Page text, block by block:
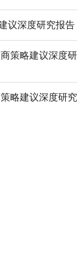
议深度研究报告
策略建议深度研
略建议深度研究